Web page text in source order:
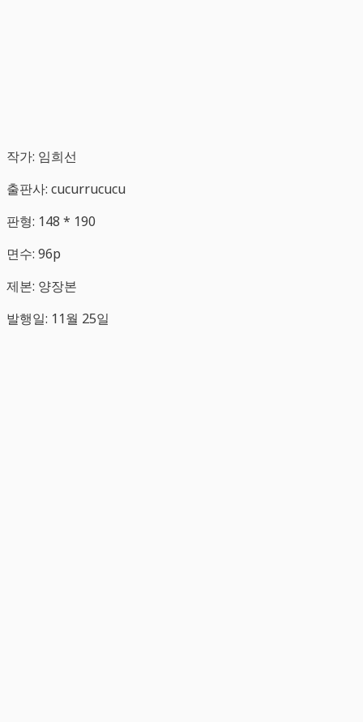
작가: 임희선
출판사: cucurrucucu
판형: 148 * 190
면수: 96p
제본: 양장본
발행일: 11월 25일